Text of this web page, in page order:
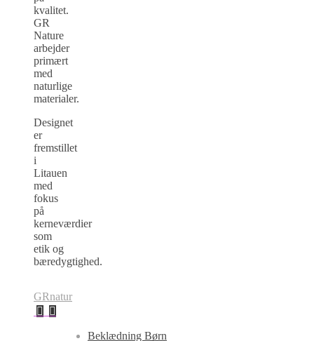
kvalitet.
GR
Nature
arbejder
primært
med
naturlige
materialer.
Designet
er
fremstillet
i
Litauen
med
fokus
på
kerneværdier
som
etik og
bæredygtighed.
GRnatur
Beklædning Børn